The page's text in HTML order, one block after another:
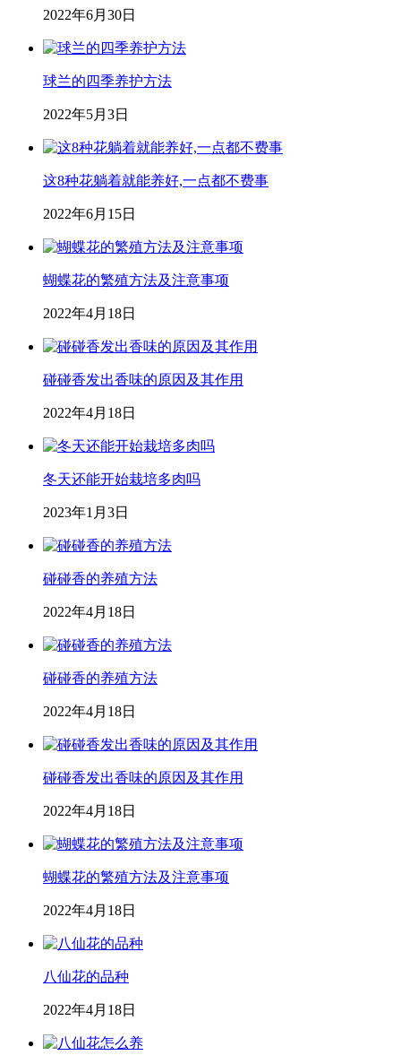
2022年6月30日
球兰的四季养护方法
2022年5月3日
这8种花躺着就能养好,一点都不费事
2022年6月15日
蝴蝶花的繁殖方法及注意事项
2022年4月18日
碰碰香发出香味的原因及其作用
2022年4月18日
冬天还能开始栽培多肉吗
2023年1月3日
碰碰香的养殖方法
2022年4月18日
碰碰香的养殖方法
2022年4月18日
碰碰香发出香味的原因及其作用
2022年4月18日
蝴蝶花的繁殖方法及注意事项
2022年4月18日
八仙花的品种
2022年4月18日